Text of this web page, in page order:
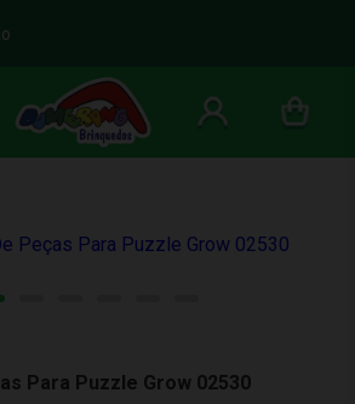
Para Puzzle Grow 02530